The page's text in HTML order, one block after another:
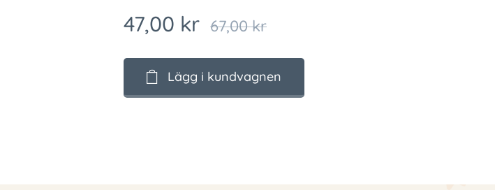
47,00 kr 67,00kr
Lägg i kundvagnen